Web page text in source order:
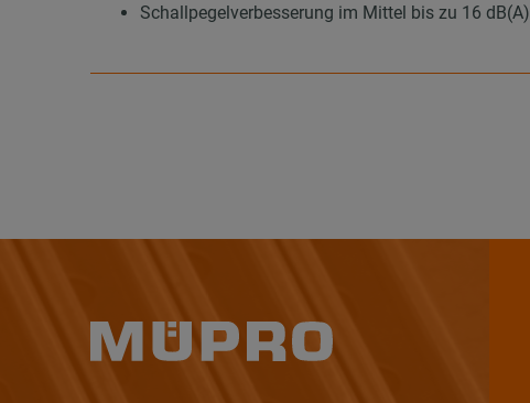
Schallpegelverbesserung im Mittel bis zu 16 dB(A)